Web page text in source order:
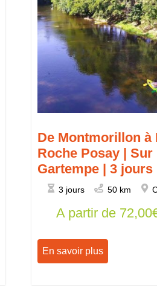
De Montmorillon à
Roche Posay | Sur
Gartempe | 3 jours
3 jours 50 km
A partir de 72,00
En savoir plus